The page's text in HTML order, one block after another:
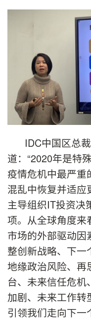
IDC中国区总
道：“2020年是特
疫情危机中最严重
混乱中恢复并适应
主导组织IT投资决
项。从全球角度来
市场的外部驱动因
整创新战略、下一
地缘政治风险、再
台、未来信任危
加剧、未来工作转
引领我们走向下一